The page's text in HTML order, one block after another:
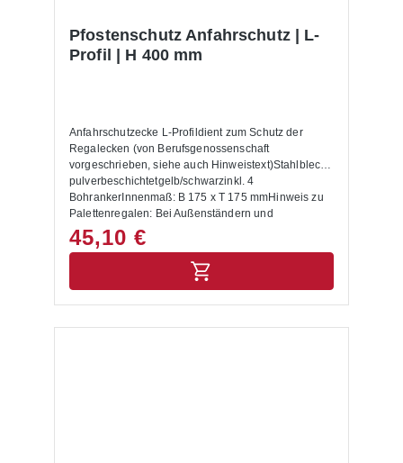
Pfostenschutz Anfahrschutz | L-
Profil | H 400 mm
Anfahrschutzecke L-Profildient zum Schutz der
Regalecken (von Berufsgenossenschaft
vorgeschrieben, siehe auch Hinweistext)Stahlblech
pulverbeschichtetgelb/schwarzinkl. 4
BohrankerInnenmaß: B 175 x T 175 mmHinweis zu
Palettenregalen: Bei Außenständern und
Durchfahrten sind Anfahrschutzecken anzubringen.
45,10 €